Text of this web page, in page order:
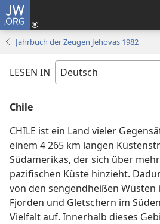
JW.ORG
Jahrbuch der Zeugen Jehovas 1982
LESEN IN
Chile
CHILE ist ein Land vieler
einem 4 265 km langen
Südamerikas, der sich über
pazifischen Küste hinzieht.
von den sengendheißen Wüsten
Fjorden und Gletschern im
Vielfalt auf. Innerhalb dieses